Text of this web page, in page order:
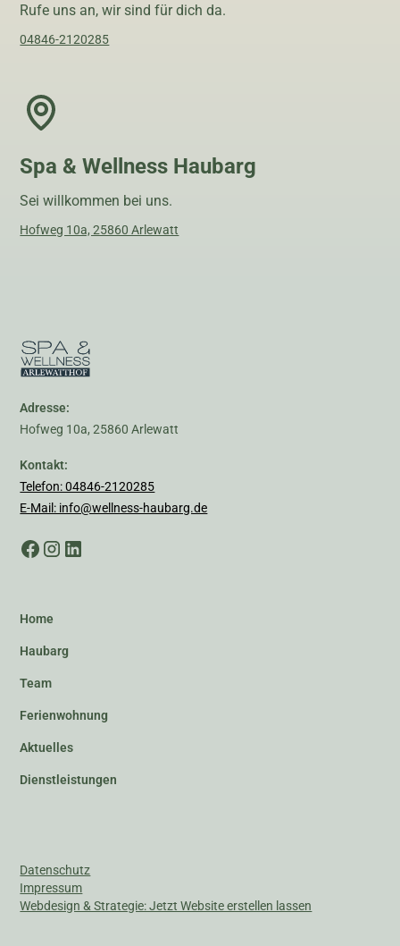
Rufe uns an, wir sind für dich da.
04846-2120285
Spa & Wellness Haubarg
Sei willkommen bei uns.
Hofweg 10a, 25860 Arlewatt
Adresse:
Hofweg 10a, 25860 Arlewatt
Kontakt:
Telefon: 04846-2120285
E-Mail: info@wellness-haubarg.de
Home
Haubarg
Team
Ferienwohnung
Aktuelles
Dienstleistungen
Datenschutz
Impressum
Webdesign & Strategie: Jetzt Website erstellen lassen